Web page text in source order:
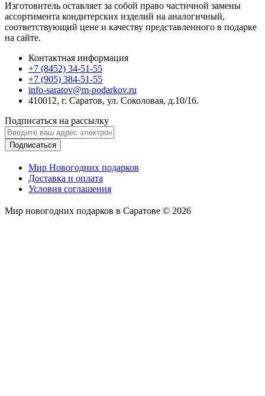
Изготовитель оставляет за собой право частичной замены
ассортимента кондитерских изделий на аналогичный,
соответствующий цене и качеству представленного в подарке
на сайте.
Контактная информация
+7 (8452) 34-51-55
+7 (905) 384-51-55
info-saratov@m-podarkov.ru
410012, г. Саратов, ул. Соколовая, д.10/16.
Подписаться на рассылку
Подписаться
Мир Новогодних подарков
Доставка и оплата
Условия соглашения
Мир новогодних подарков в Саратове © 2026